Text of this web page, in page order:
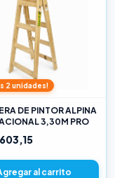
2 unidades!
DE PINTOR ALPINA
3,30M PRO
al carrito